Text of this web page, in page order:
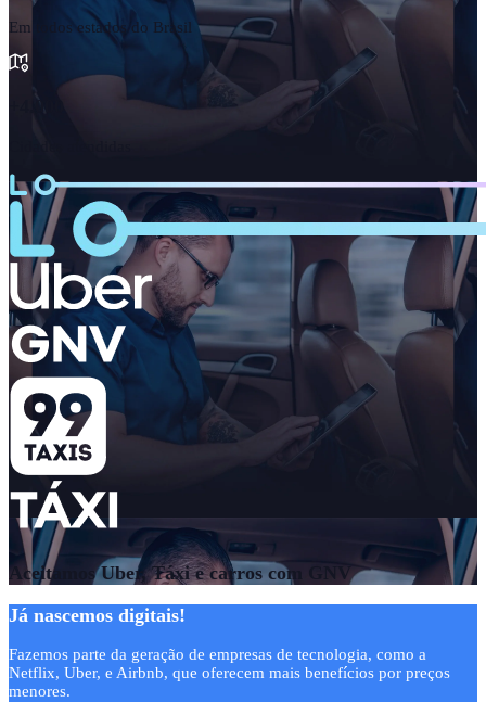
Em todos estados do Brasil
Aceitamos Uber, Táxi e carros com GNV
Já nascemos digitais!
Fazemos parte da geração de empresas de tecnologia, como a
Netflix, Uber, e Airbnb, que oferecem mais benefícios por preços
menores.